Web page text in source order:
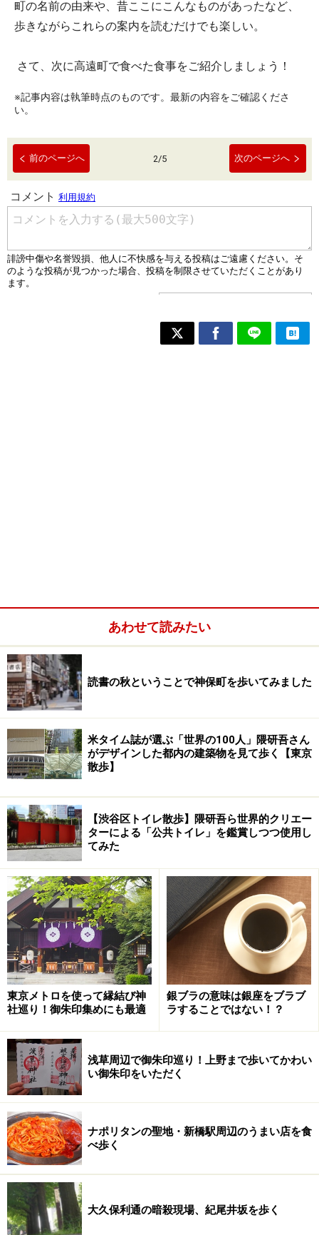
町の名前の由来や、昔ここにこんなものがあったなど、
歩きながらこれらの案内を読むだけでも楽しい。
さて、次に高遠町で食べた食事をご紹介しましょう！
※記事内容は執筆時点のものです。最新の内容をご確認くださ
い。
前のページへ 2/5 次のページへ
あわせて読みたい
読書の秋ということで神保町を歩いてみました
米タイム誌が選ぶ「世界の100人」隈研吾さん
がデザインした都内の建築物を見て歩く【東京
散歩】
【渋谷区トイレ散歩】隈研吾ら世界的クリエー
ターによる「公共トイレ」を鑑賞しつつ使用し
てみた
東京メトロを使って縁結び神
社巡り！御朱印集めにも最適
銀ブラの意味は銀座をブラブ
ラすることではない！？
浅草周辺で御朱印巡り！上野まで歩いてかわい
い御朱印をいただく
ナポリタンの聖地・新橋駅周辺のうまい店を食
べ歩く
大久保利通の暗殺現場、紀尾井坂を歩く